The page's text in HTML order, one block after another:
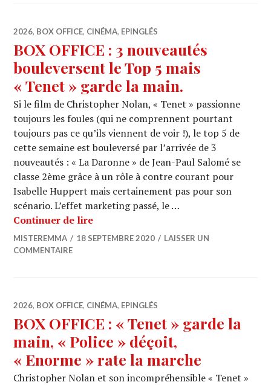
2026, BOX OFFICE, CINÉMA, EPINGLÉS
BOX OFFICE : 3 nouveautés
bouleversent le Top 5 mais
« Tenet » garde la main.
Si le film de Christopher Nolan, « Tenet » passionne
toujours les foules (qui ne comprennent pourtant
toujours pas ce qu’ils viennent de voir !), le top 5 de
cette semaine est bouleversé par l’arrivée de 3
nouveautés : « La Daronne » de Jean-Paul Salomé se
classe 2ème grâce à un rôle à contre courant pour
Isabelle Huppert mais certainement pas pour son
scénario. L’effet marketing passé, le …
Continuer de lireBOX OFFICE : 3 nouveautés
MISTEREMMA 18 SEPTEMBRE 2020
LAISSER UN
COMMENTAIRE
2026, BOX OFFICE, CINÉMA, EPINGLÉS
BOX OFFICE : « Tenet » garde la
main, « Police » déçoit,
« Enorme » rate la marche
Christopher Nolan et son incompréhensible « Tenet »